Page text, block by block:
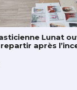
Lunat
après